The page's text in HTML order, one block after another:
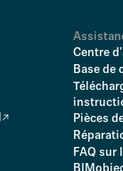
Centre
Base de
Pièces
FAQ sur